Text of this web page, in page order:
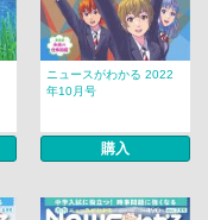
ニュースがわかる 2022
年10月号
購入